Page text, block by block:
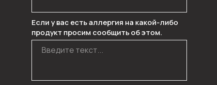
Если у вас есть аллергия на какой-либо
продукт просим сообщить об этом.